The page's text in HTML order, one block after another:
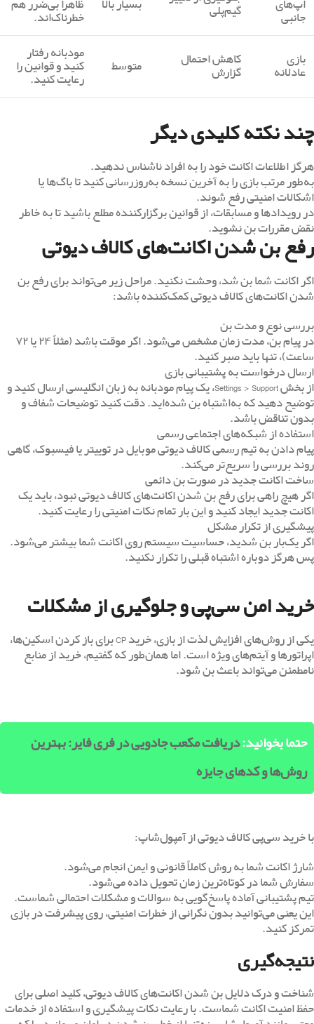
اپ‌های
جانبی گیم‌پلی بسیار بالا ظاهراً بی‌ضرر هم
خطرناک‌اند.
بازی
عادلانه
کاهش احتمال
گزارش متوسط
مودبانه رفتار
کنید و قوانین را
رعایت کنید.
چند نکته کلیدی دیگر
هرگز اطلاعات اکانت خود را به افراد ناشناس ندهید.
به‌طور مرتب بازی را به آخرین نسخه به‌روزرسانی کنید تا باگ‌ها یا
اشکالات امنیتی رفع شوند.
در رویدادها و مسابقات، از قوانین برگزارکننده مطلع باشید تا به خاطر
نقض مقررات بن نشوید.
رفع بن شدن اکانت‌های کالاف دیوتی
اگر اکانت شما بن شد، وحشت نکنید. مراحل زیر می‌تواند برای رفع بن
شدن اکانت‌های کالاف دیوتی کمک‌کننده باشد:
بررسی نوع و مدت بن
در پیام بن، مدت زمان مشخص می‌شود. اگر موقت باشد (مثلاً ۲۴ یا ۷۲
ساعت)، تنها باید صبر کنید.
ارسال درخواست به پشتیبانی بازی
از بخش Settings > Support، یک پیام مودبانه به زبان انگلیسی ارسال کنید و
توضیح دهید که به‌اشتباه بن شده‌اید. دقت کنید توضیحات شفاف و
بدون تناقض باشد.
استفاده از شبکه‌های اجتماعی رسمی
پیام دادن به تیم رسمی کالاف دیوتی موبایل در توییتر یا فیسبوک، گاهی
روند بررسی را سریع‌تر می‌کند.
ساخت اکانت جدید در صورت بن دائمی
اگر هیچ راهی برای رفع بن شدن اکانت‌های کالاف دیوتی نبود، باید یک
اکانت جدید ایجاد کنید و این بار تمام نکات امنیتی را رعایت کنید.
پیشگیری از تکرار مشکل
اگر یک‌بار بن شدید، حساسیت سیستم روی اکانت شما بیشتر می‌شود.
پس هرگز دوباره اشتباه قبلی را تکرار نکنید.
خرید امن سی‌پی و جلوگیری از مشکلات
نامطمئن می‌تواند باعث بن شود.
حتما بخوانید:دریافت مکعب جادویی در فری فایر: بهترین
روش‌ها و کدهای جایزه
با خرید سی‌پی کالاف دیوتی از آمپول‌شاپ: